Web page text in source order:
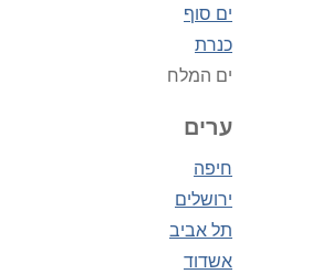
ים סוף
כנרת
ים המלח
ערים
חיפה
ירושלים
תל אביב
אשדוד